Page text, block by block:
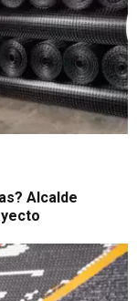
Alcalde